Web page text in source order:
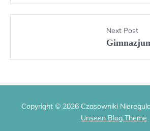
Next Post
Copyright © 2026 Czasowniki
Unseen Blog Theme